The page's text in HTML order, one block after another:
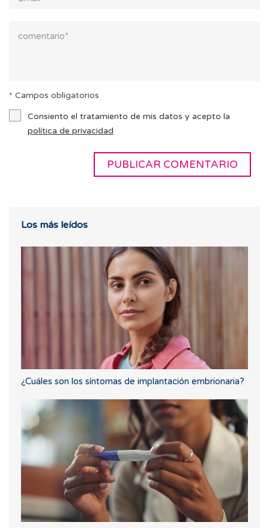
* Campos obligatorios
Consiento el tratamiento de mis datos y acepto la
política de privacidad
Los más leídos
¿Cuáles son los síntomas de implantación embrionaria?